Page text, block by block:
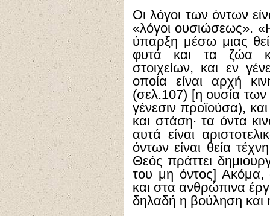
Οι λόγοι των όντων
«λόγοι ουσιώσεως».
ύπαρξη μέσω μιας
φυτά και τα ζώα
στοιχείων, και εν
οποία είναι αρχή
(σελ.107) [η ουσία των
γένεσιν προϊούσα),
και στάση∙ τα όντα
αυτά είναι
όντων είναι θεία
Θεός πράττει
του μη όντος]
και στα ανθρώπινα
δηλαδή η βούληση και